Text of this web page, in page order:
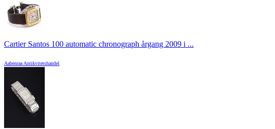
Cartier Santos 100 automatic chronograph årgang 2009 i ...
Aabenraa Antikvitetshandel